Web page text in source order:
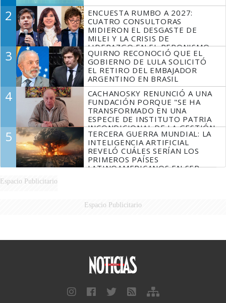
2
ENCUESTA RUMBO A 2027:
CUATRO CONSULTORAS
MIDIERON EL DESGASTE DE
MILEI Y LA CRISIS DE
LIDERAZGO EN EL PERONISMO
3
QUIRNO RECONOCIÓ QUE EL
GOBIERNO DE LULA SOLICITÓ
EL RETIRO DEL EMBAJADOR
ARGENTINO EN BRASIL
4
CACHANOSKY RENUNCIÓ A UNA
FUNDACIÓN PORQUE "SE HA
TRANSFORMADO EN UNA
ESPECIE DE INSTITUTO PATRIA
INCONDICIONAL DE LA GESTIÓN
DE MILEI"
5
TERCERA GUERRA MUNDIAL: LA
INTELIGENCIA ARTIFICIAL
REVELÓ CUÁLES SERÍAN LOS
PRIMEROS PAÍSES
LATINOAMERICANOS EN SER
Espacio Publicitario
Espacio Publicitario